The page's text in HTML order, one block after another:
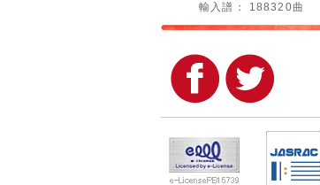
輸入譜： 188320曲